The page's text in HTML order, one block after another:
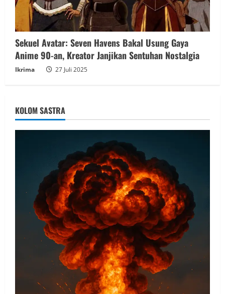
Sekuel Avatar: Seven Havens Bakal Usung Gaya
Anime 90-an, Kreator Janjikan Sentuhan Nostalgia
Ikrima 27 Juli 2025
KOLOM SASTRA